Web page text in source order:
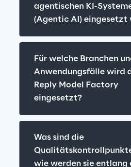
agentischen KI-
(Agentic AI) eingesetzt
Für welche Branchen
Anwendungsfälle wird
Reply Model Factory
eingesetzt?
Was sind die
wie werden sie entlang